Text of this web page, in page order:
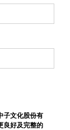
子文化股份有
良好及完整的